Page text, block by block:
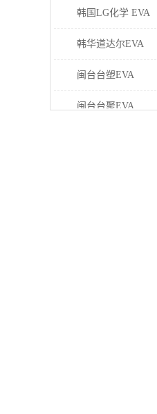
韩国LG化学 EVA
韩华道达尔EVA
闽台台塑EVA
闽台台聚EVA